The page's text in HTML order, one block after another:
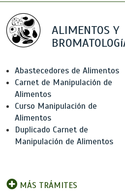
ALIMENTOS Y
Abastecedores de Alimentos
Carnet de Manipulación de
Alimentos
Curso Manipulación de
Alimentos
Duplicado Carnet de
Manipulación de Alimentos
MÁS TRÁMITES